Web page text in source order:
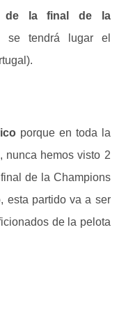
de la final de la
se tendrá lugar el
porque en toda la
nunca hemos visto 2
de la Champions
esta partido va a ser
de la pelota